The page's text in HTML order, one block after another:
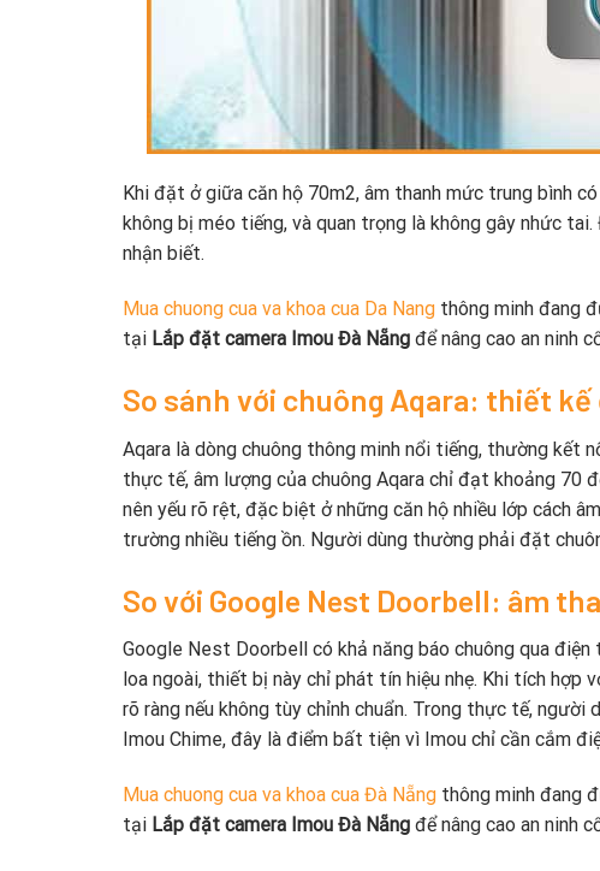
Khi đặt ở giữa căn hộ 70m2, âm thanh mức trung bình
không bị méo tiếng, và quan trọng là không gây nhức
nhận biết.
Mua chuong cua va khoa cua Da Nang thông minh đang
tại Lắp đặt camera Imou Đà Nẵng để nâng cao an ninh
So sánh với chuông Aqara: thiết
Aqara là dòng chuông thông minh nổi tiếng, thường kết
thực tế, âm lượng của chuông Aqara chỉ đạt khoảng 70
nên yếu rõ rệt, đặc biệt ở những căn hộ nhiều lớp cách
trường nhiều tiếng ồn. Người dùng thường phải đặt
So với Google Nest Doorbell: âm
Google Nest Doorbell có khả năng báo chuông qua
loa ngoài, thiết bị này chỉ phát tín hiệu nhẹ. Khi tích
rõ ràng nếu không tùy chỉnh chuẩn. Trong thực tế,
Imou Chime, đây là điểm bất tiện vì Imou chỉ cần cắm
Mua chuong cua va khoa cua Đà Nẵng thông minh đang
tại Lắp đặt camera Imou Đà Nẵng để nâng cao an ninh